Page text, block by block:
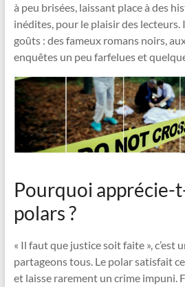
à peu brisées, laissant place à des
inédites, pour le plaisir des lecteurs.
goûts : des fameux romans noirs,
enquêtes un peu farfelues et
Pourquoi apprécie-
polars ?
« Il faut que justice soit faite », c’est
partageons tous. Le polar satisfait
et laisse rarement un crime impuni.